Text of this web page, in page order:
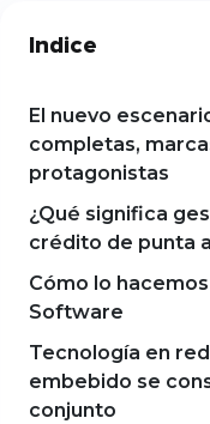
«A» 8406
una nueva
cobranza
la salida a
prevista
Indice
El nuevo
completas,
protagonistas
¿Qué significa
crédito de punta
Cómo lo
Software
Tecnología en
embebido se
conjunto